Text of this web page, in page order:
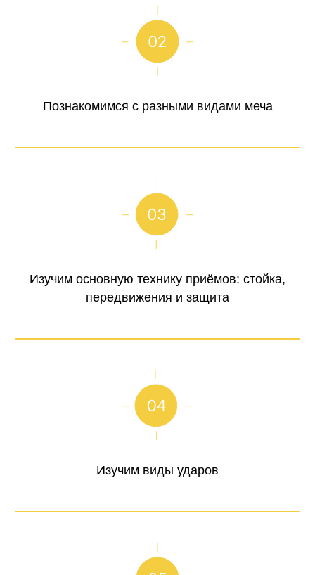
Познакомимся с разными видами меча
Изучим основную технику приёмов: стойка,
передвижения и защита
Изучим виды ударов